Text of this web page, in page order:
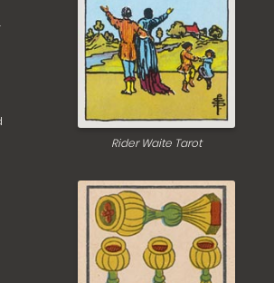
Rider Waite Tarot